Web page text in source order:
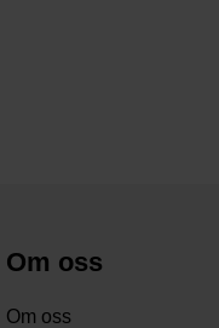
Om oss
Om oss